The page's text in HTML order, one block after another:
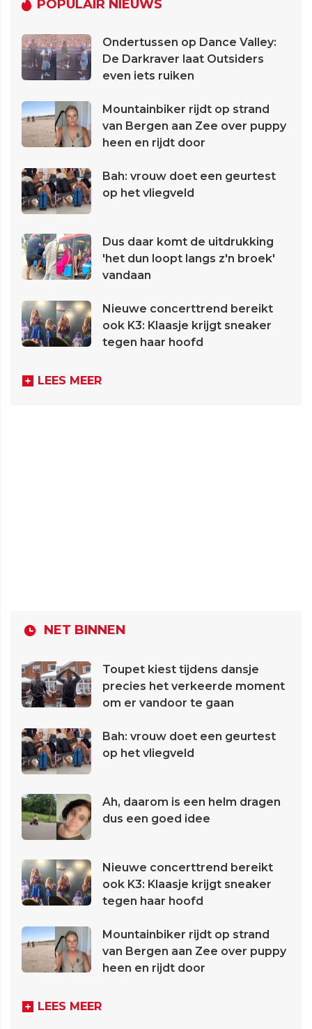
POPULAIR NIEUWS
Ondertussen op Dance Valley:
De Darkraver laat Outsiders
even iets ruiken
Mountainbiker rijdt op strand
van Bergen aan Zee over puppy
heen en rijdt door
Bah: vrouw doet een geurtest
op het vliegveld
Dus daar komt de uitdrukking
'het dun loopt langs z'n broek'
vandaan
Nieuwe concerttrend bereikt
ook K3: Klaasje krijgt sneaker
tegen haar hoofd
LEES MEER
NET BINNEN
Toupet kiest tijdens dansje
precies het verkeerde moment
om er vandoor te gaan
Bah: vrouw doet een geurtest
op het vliegveld
Ah, daarom is een helm dragen
dus een goed idee
Nieuwe concerttrend bereikt
ook K3: Klaasje krijgt sneaker
tegen haar hoofd
Mountainbiker rijdt op strand
van Bergen aan Zee over puppy
heen en rijdt door
LEES MEER